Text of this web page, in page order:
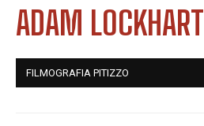
ADAM LOCKHART
FILMOGRAFIA PITIZZO